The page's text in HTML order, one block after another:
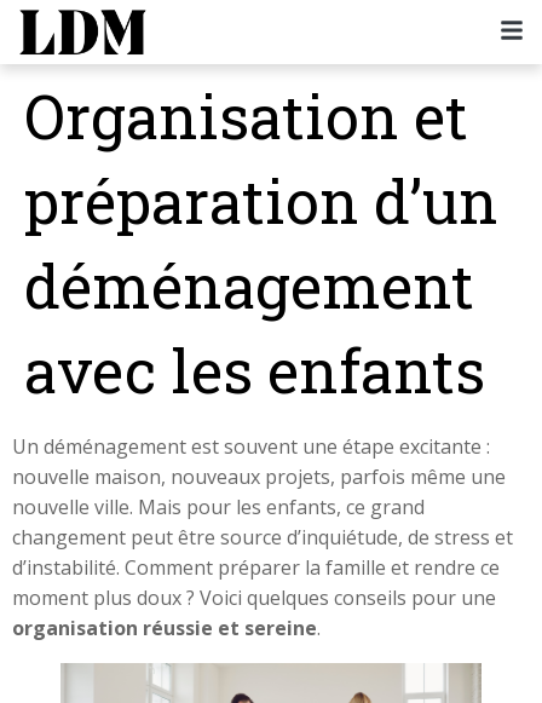
Organisation et
préparation d’un
déménagement
avec les enfants
Un déménagement est souvent une étape excitante :
nouvelle maison, nouveaux projets, parfois même une
nouvelle ville. Mais pour les enfants, ce grand
changement peut être source d’inquiétude, de stress et
d’instabilité. Comment préparer la famille et rendre ce
moment plus doux ? Voici quelques conseils pour une
organisation réussie et sereine.